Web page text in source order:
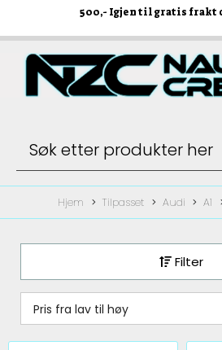
500,- Igjen til gratis frakt
Hjem Tilpasset Audi A1
Filter
Pris fra lav til høy